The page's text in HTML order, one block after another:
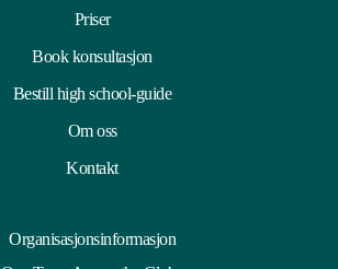
Priser
Book konsultasjon
Bestill high school-guide
Om oss
Kontakt
Organisasjonsinformasjon